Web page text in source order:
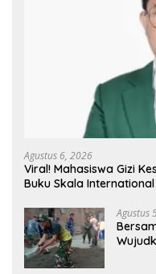
Agustus 6, 2026
Viral! Mahasiswa Gizi
Buku Skala
Agustus